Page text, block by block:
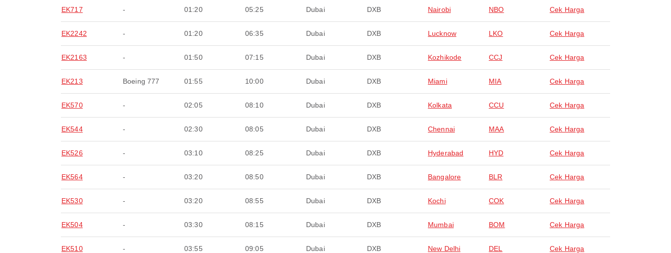
EK717 - 01:20 05:25 Dubai DXB Nairobi NBO Cek Harga
EK2242 - 01:20 06:35 Dubai DXB Lucknow LKO Cek Harga
EK2163 - 01:50 07:15 Dubai DXB Kozhikode CCJ Cek Harga
EK213 Boeing 777 01:55 10:00 Dubai DXB Miami MIA Cek Harga
EK570 - 02:05 08:10 Dubai DXB Kolkata CCU Cek Harga
EK544 - 02:30 08:05 Dubai DXB Chennai MAA Cek Harga
EK526 - 03:10 08:25 Dubai DXB Hyderabad HYD Cek Harga
EK564 - 03:20 08:50 Dubai DXB Bangalore BLR Cek Harga
EK530 - 03:20 08:55 Dubai DXB Kochi COK Cek Harga
EK504 - 03:30 08:15 Dubai DXB Mumbai BOM Cek Harga
EK510 - 03:55 09:05 Dubai DXB New Delhi DEL Cek Harga